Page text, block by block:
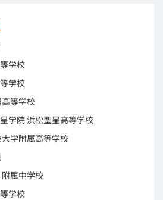
学校
学校
等学校
学院 浜松聖星高等学校
学附属高等学校
属中学校
学校